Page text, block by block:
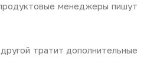
менеджеры пишут
тратит дополнительные